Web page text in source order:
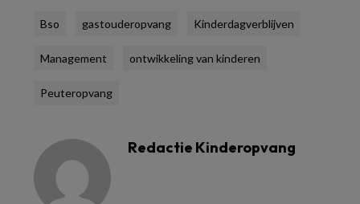
Bso gastouderopvang Kinderdagverblijven
Management ontwikkeling van kinderen
Peuteropvang
Redactie Kinderopvang